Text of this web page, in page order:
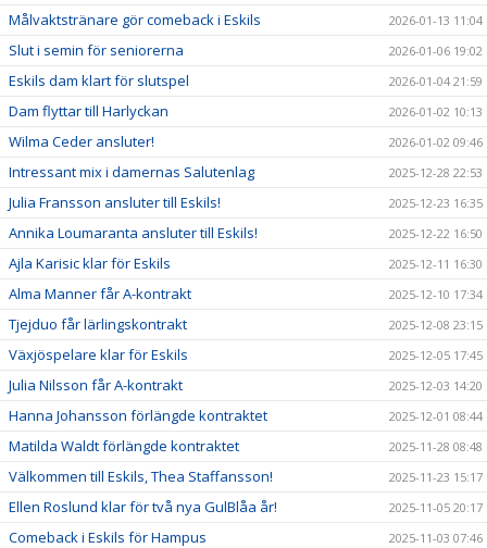
Målvaktstränare gör comeback i Eskils 2026-01-13 11:04
Slut i semin för seniorerna 2026-01-06 19:02
Eskils dam klart för slutspel 2026-01-04 21:59
Dam flyttar till Harlyckan 2026-01-02 10:13
Wilma Ceder ansluter! 2026-01-02 09:46
Intressant mix i damernas Salutenlag 2025-12-28 22:53
Julia Fransson ansluter till Eskils! 2025-12-23 16:35
Annika Loumaranta ansluter till Eskils! 2025-12-22 16:50
Ajla Karisic klar för Eskils 2025-12-11 16:30
Alma Manner får A-kontrakt 2025-12-10 17:34
Tjejduo får lärlingskontrakt 2025-12-08 23:15
Växjöspelare klar för Eskils 2025-12-05 17:45
Julia Nilsson får A-kontrakt 2025-12-03 14:20
Hanna Johansson förlängde kontraktet 2025-12-01 08:44
Matilda Waldt förlängde kontraktet 2025-11-28 08:48
Välkommen till Eskils, Thea Staffansson! 2025-11-23 15:17
Ellen Roslund klar för två nya GulBlåa år! 2025-11-05 20:17
Comeback i Eskils för Hampus 2025-11-03 07:46